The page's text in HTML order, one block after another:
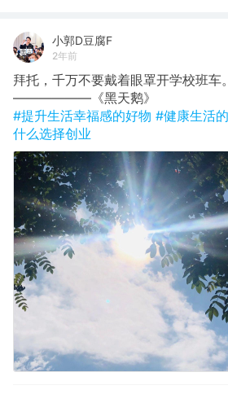
小郭D豆腐F
2年前
拜托，千万不要戴着眼罩开学校班车。
​——————《黑天鹅》
#提升生活幸福感的好物 #健康生活
什么选择创业